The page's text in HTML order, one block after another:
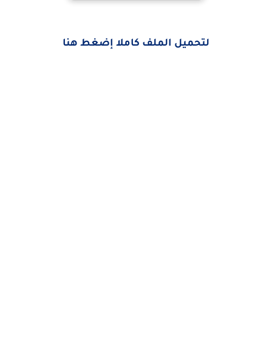
لتحميل الملف كاملا إضغط هنا